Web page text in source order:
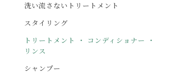
洗い流さないトリートメント
スタイリング
トリートメント ・ コンディショナー ・
リンス
シャンプー